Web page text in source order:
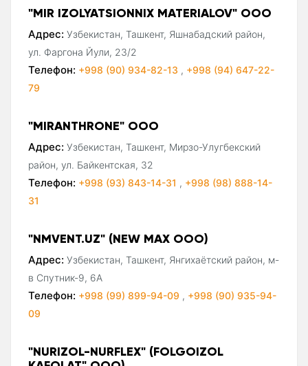
"MIR IZOLYATSIONNIX MATERIALOV" ООО
Адрес: Узбекистан, Ташкент, Яшнабадский район,
ул. Фаргона Йули, 23/2
Телефон: +998 (90) 934-82-13 , +998 (94) 647-22-
79
"MIRANTHRONE" ООО
Адрес: Узбекистан, Ташкент, Мирзо-Улугбекский
район, ул. Байкентская, 32
Телефон: +998 (93) 843-14-31 , +998 (98) 888-14-
31
"NMVENT.UZ" (NEW MAX ООО)
Адрес: Узбекистан, Ташкент, Янгихаётский район, м-
в Спутник-9, 6А
Телефон: +998 (99) 899-94-09 , +998 (90) 935-94-
09
"NURIZOL-NURFLEX" (FOLGOIZOL